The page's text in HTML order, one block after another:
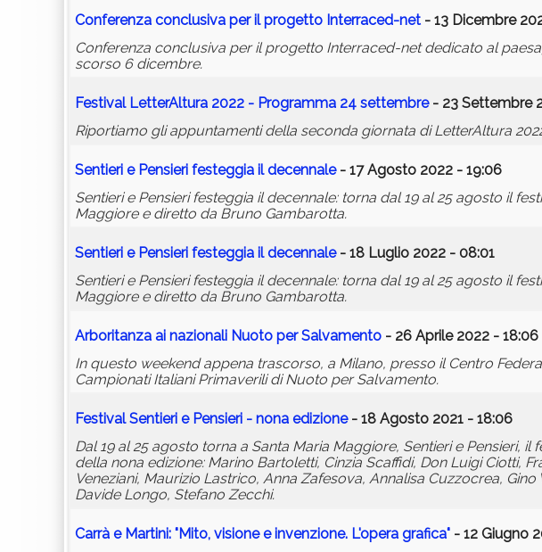
Conferenza conclusiva per il progetto Interraced-net - 13 Dicembre
Conferenza conclusiva per il progetto Interraced-net dedicato al
scorso 6 dicembre.
Festival LetterAltura 2022 - Programma 24 settembre- 23 Settembre
Riportiamo gli appuntamenti della seconda giornata di LetterAltura
Sentieri e Pensieri festeggia il decennale- 17 Agosto 2022 - 19:06
Sentieri e Pensieri festeggia il decennale: torna dal 19 al 25 agosto il
Maggiore e diretto da Bruno Gambarotta.
Sentieri e Pensieri festeggia il decennale- 18 Luglio 2022 - 08:01
Sentieri e Pensieri festeggia il decennale: torna dal 19 al 25 agosto il
Maggiore e diretto da Bruno Gambarotta.
Arboritanza ai nazionali Nuoto per Salvamento - 26 Aprile 2022 - 18:06
In questo weekend appena trascorso, a Milano, presso il Centro
Campionati Italiani Primaverili di Nuoto per Salvamento.
Festival Sentieri e Pensieri - nona edizione- 18 Agosto 2021 - 18:06
Dal 19 al 25 agosto torna a Santa Maria Maggiore, Sentieri e Pensieri,
della nona edizione: Marino Bartoletti, Cinzia Scaffidi, Don Luigi Ciotti,
Veneziani, Maurizio Lastrico, Anna Zafesova, Annalisa Cuzzocrea,
Davide Longo, Stefano Zecchi.
Carrà e Martini: "Mito, visione e invenzione. L'opera grafica" - 12 Giugno